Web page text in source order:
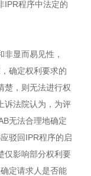
IPR程序中法定的
显而易见性，
确定权利要求的
楚，则无法进行权
诉法院认为，为评
无法合理地确定
驳回IPR程序的启
仅影响部分权利要
定请求人是否能